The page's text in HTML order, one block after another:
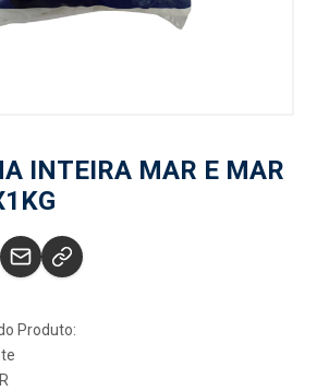
INTEIRA MAR E MAR
Produto: